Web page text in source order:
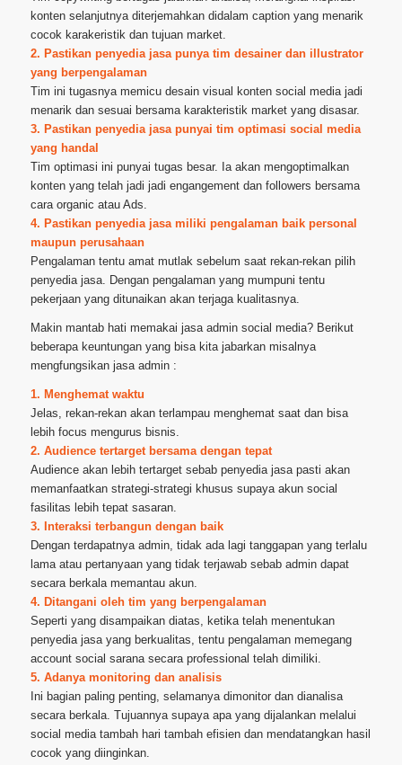
konten selanjutnya diterjemahkan didalam caption yang menarik
cocok karakeristik dan tujuan market.
2. Pastikan penyedia jasa punya tim desainer dan illustrator
yang berpengalaman
Tim ini tugasnya memicu desain visual konten social media jadi
menarik dan sesuai bersama karakteristik market yang disasar.
3. Pastikan penyedia jasa punyai tim optimasi social media
yang handal
Tim optimasi ini punyai tugas besar. Ia akan mengoptimalkan
konten yang telah jadi jadi engangement dan followers bersama
cara organic atau Ads.
4. Pastikan penyedia jasa miliki pengalaman baik personal
maupun perusahaan
Pengalaman tentu amat mutlak sebelum saat rekan-rekan pilih
penyedia jasa. Dengan pengalaman yang mumpuni tentu
pekerjaan yang ditunaikan akan terjaga kualitasnya.
Makin mantab hati memakai jasa admin social media? Berikut
beberapa keuntungan yang bisa kita jabarkan misalnya
mengfungsikan jasa admin :
1. Menghemat waktu
Jelas, rekan-rekan akan terlampau menghemat saat dan bisa
lebih focus mengurus bisnis.
2. Audience tertarget bersama dengan tepat
Audience akan lebih tertarget sebab penyedia jasa pasti akan
memanfaatkan strategi-strategi khusus supaya akun social
fasilitas lebih tepat sasaran.
3. Interaksi terbangun dengan baik
Dengan terdapatnya admin, tidak ada lagi tanggapan yang terlalu
lama atau pertanyaan yang tidak terjawab sebab admin dapat
secara berkala memantau akun.
4. Ditangani oleh tim yang berpengalaman
Seperti yang disampaikan diatas, ketika telah menentukan
penyedia jasa yang berkualitas, tentu pengalaman memegang
account social sarana secara professional telah dimiliki.
5. Adanya monitoring dan analisis
Ini bagian paling penting, selamanya dimonitor dan dianalisa
secara berkala. Tujuannya supaya apa yang dijalankan melalui
social media tambah hari tambah efisien dan mendatangkan hasil
cocok yang diinginkan.